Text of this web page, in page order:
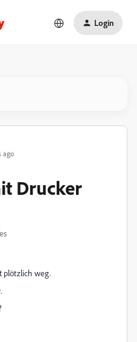
Login
ago
Drucker
plötzlich weg.